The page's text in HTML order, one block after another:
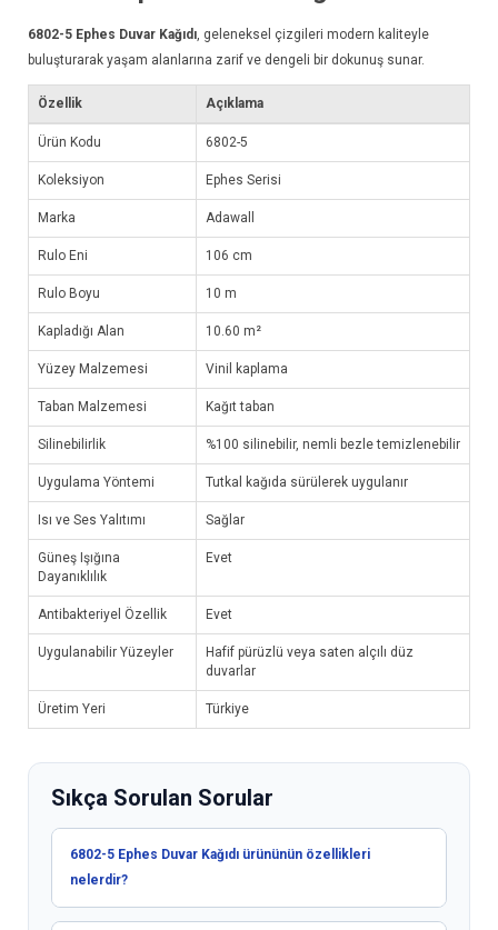
6802-5 Ephes Duvar Kağıdı , geleneksel çizgileri modern kaliteyle
buluşturarak yaşam alanlarına zarif ve dengeli bir dokunuş sunar.
Özellik Açıklama
Ürün Kodu 6802-5
Koleksiyon Ephes Serisi
Marka Adawall
Rulo Eni 106 cm
Rulo Boyu 10 m
Kapladığı Alan 10.60 m²
Yüzey Malzemesi Vinil kaplama
Taban Malzemesi Kağıt taban
Silinebilirlik %100 silinebilir, nemli bezle temizlenebilir
Uygulama Yöntemi Tutkal kağıda sürülerek uygulanır
Isı ve Ses Yalıtımı Sağlar
Güneş Işığına
Dayanıklılık
Evet
Antibakteriyel Özellik Evet
Uygulanabilir Yüzeyler
Hafif pürüzlü veya saten alçılı düz
duvarlar
Üretim Yeri Türkiye
Sıkça Sorulan Sorular
6802-5 Ephes Duvar Kağıdı ürününün özellikleri
nelerdir?